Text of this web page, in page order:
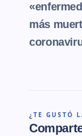
más
¿TE GUSTÓ